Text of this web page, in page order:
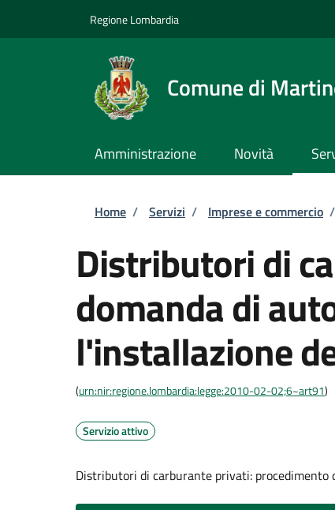
Regione Lombardia
Comune di
Amministrazione Novità
Briciole di pane
Home / Servizi / Imprese e commercio /
Distributori di
domanda di
l'installazione
(urn:nir:regione.lombardia:legge:2010-02-02;6~art91)
Servizio attivo
Distributori di carburante privati: